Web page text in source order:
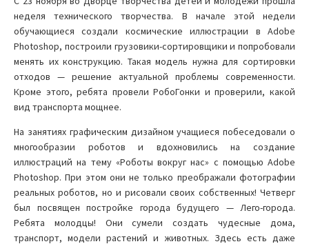
неделя технического творчества. В начале этой недели
обучающиеся создали космические иллюстрации в Adobe
Photoshop, построили грузовики-сортировщики и попробовали
менять их конструкцию. Такая модель нужна для сортировки
отходов — решение актуальной проблемы современности.
Кроме этого, ребята провели РобоГонки и проверили, какой
вид транспорта мощнее.
На занятиях графическим дизайном учащиеся побеседовали о
многообразии роботов и вдохновились на создание
иллюстраций на тему «Роботы вокруг нас» с помощью Adobe
Photoshop. При этом они не только преображали фотографии
реальных роботов, но и рисовали своих собственных! Четверг
был посвящен постройке города будущего — Лего-города.
Ребята молодцы! Они сумели создать чудесные дома,
транспорт, модели растений и животных. Здесь есть даже